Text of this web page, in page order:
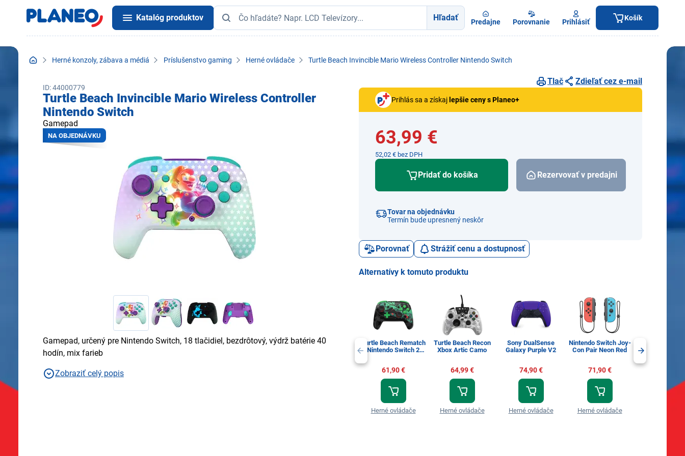
Katalóg produktov Hľadať Predajne Porovnanie Prihlásiť Košík
Herné konzoly, zábava a médiá Príslušenstvo gaming Herné ovládače Turtle Beach Invincible Mario Wireless Controller Nintendo Switch
ID: 44000779
Turtle Beach Invincible Mario Wireless Controller
Nintendo Switch
Gamepad
NA OBJEDNÁVKU
Gamepad, určený pre Nintendo Switch, 18 tlačidiel, bezdrôtový, výdrž batérie 40
hodín, mix farieb
Zobraziť celý popis
Tlač Zdieľať cez e-mail
Prihlás sa a získaj lepšie ceny s Planeo+
63,99 €
52,02 € bez DPH
Pridať do košíka
Tovar na objednávku
Termín bude upresnený neskôr
Rezervovať v predajni
Porovnať Strážiť cenu a dostupnosť
Alternatívy k tomuto produktu
Turtle Beach Rematch
Nintendo Switch 2
61,90 €
Herné ovládače
Turtle Beach Recon
Xbox Artic Camo
64,99 €
Herné ovládače
Sony DualSense
Galaxy Purple V2
74,90 €
Herné ovládače
Nintendo Switch Joy-
Con Pair Neon Red
71,90 €
Herné ovládače